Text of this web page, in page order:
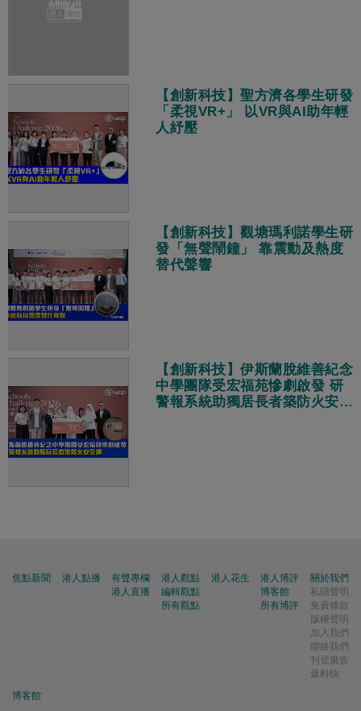
【創新科技】聖方濟各學生研發
「柔視VR+」 以VR與AI助年輕
人紓壓
【創新科技】觀塘瑪利諾學生研
發「無聲鬧鐘」 靠震動及熱度
替代聲響
【創新科技】伊斯蘭脫維善紀念
中學團隊受宏福苑慘劇啟發 研
警報系統助獨居長者築防火安全
焦點新聞 港人點播
有聲專欄
港人直播
港人觀點
編輯觀點
所有觀點
港人花生
港人博評
博客館
所有博評
關於我們
私隱聲明
免責條款
版權聲明
加入我們
聯絡我們
刊登廣告
爆料快
博客館